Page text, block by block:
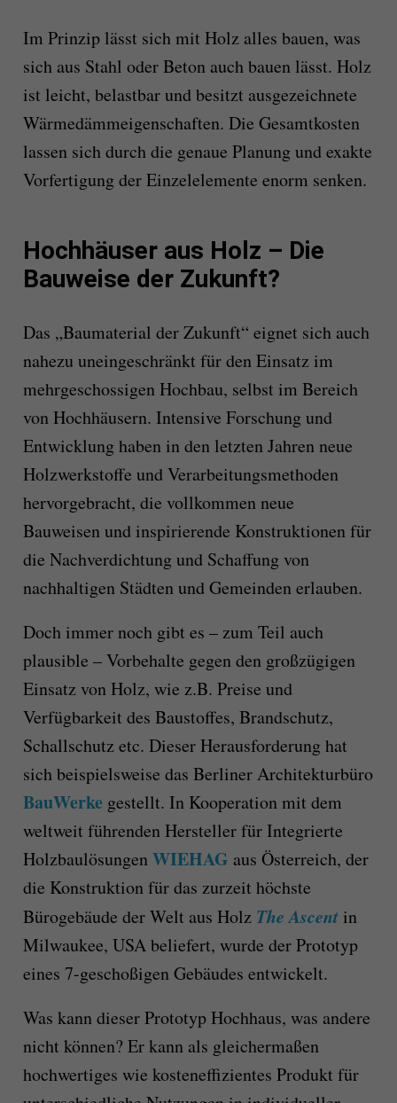
Im Prinzip lässt sich mit Holz alles bauen, was
sich aus Stahl oder Beton auch bauen lässt. Holz
ist leicht, belastbar und besitzt ausgezeichnete
Wärmedämmeigenschaften. Die Gesamtkosten
lassen sich durch die genaue Planung und exakte
Vorfertigung der Einzelelemente enorm senken.
Hochhäuser aus Holz – Die
Bauweise der Zukunft?
Das „Baumaterial der Zukunft“ eignet sich auch
nahezu uneingeschränkt für den Einsatz im
mehrgeschossigen Hochbau, selbst im Bereich
von Hochhäusern. Intensive Forschung und
Entwicklung haben in den letzten Jahren neue
Holzwerkstoffe und Verarbeitungsmethoden
hervorgebracht, die vollkommen neue
Bauweisen und inspirierende Konstruktionen für
die Nachverdichtung und Schaffung von
nachhaltigen Städten und Gemeinden erlauben.
Doch immer noch gibt es – zum Teil auch
plausible – Vorbehalte gegen den großzügigen
Einsatz von Holz, wie z.B. Preise und
Verfügbarkeit des Baustoffes, Brandschutz,
Schallschutz etc. Dieser Herausforderung hat
sich beispielsweise das Berliner Architekturbüro
BauWerkegestellt. In Kooperation mit dem
weltweit führenden Hersteller für Integrierte
HolzbaulösungenWIEHAG aus Österreich, der
die Konstruktion für das zurzeit höchste
Bürogebäude der Welt aus Holz The Ascentin
Milwaukee, USA beliefert, wurde der Prototyp
eines 7-geschoßigen Gebäudes entwickelt.
Was kann dieser Prototyp Hochhaus, was andere
nicht können? Er kann als gleichermaßen
hochwertiges wie kosteneffizientes Produkt für